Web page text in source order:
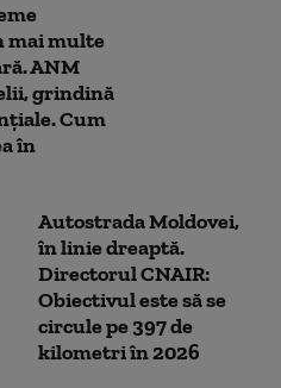
mai multe
ANM
grindină
Cum
în
Autostrada Moldovei,
în linie dreaptă.
Directorul CNAIR:
Obiectivul este să se
circule pe 397 de
kilometri în 2026